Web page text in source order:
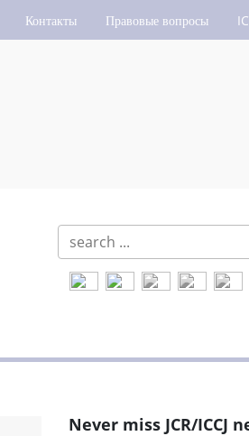
Контакты Правовые вопросы
Never miss JCR/ICCJ